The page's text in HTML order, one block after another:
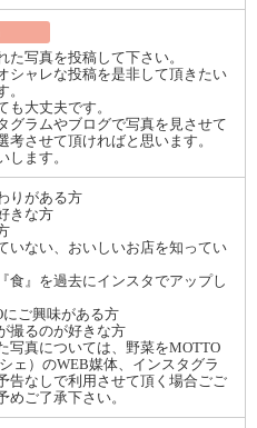
写真を投稿して下さい。
シャレな投稿を是非して頂きたい
。
も大丈夫です。
グラムやブログで写真を見させて
考させて頂ければと思います。
します。
りがある方
きな方
いない、おいしいお店を知ってい
食』を過去にインスタでアップし
ご興味がある方
撮るのが好きな方
写真については、野菜をMOTTO
ェ）のWEB媒体、インスタグラ
告なしで利用させて頂く場合ごご
めご了承下さい。